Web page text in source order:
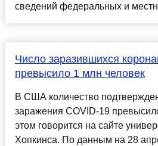
сведений федеральных и
Число заразившихся
превысило 1 млн человек
В США количество
заражения COVID-19
этом говорится на сайте
Хопкинса. По данным на 28